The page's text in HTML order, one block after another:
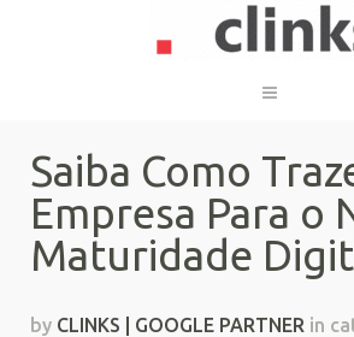
Saiba Como
Empresa Para o
Maturidade
by CLINKS | GOOGLE PARTNER in